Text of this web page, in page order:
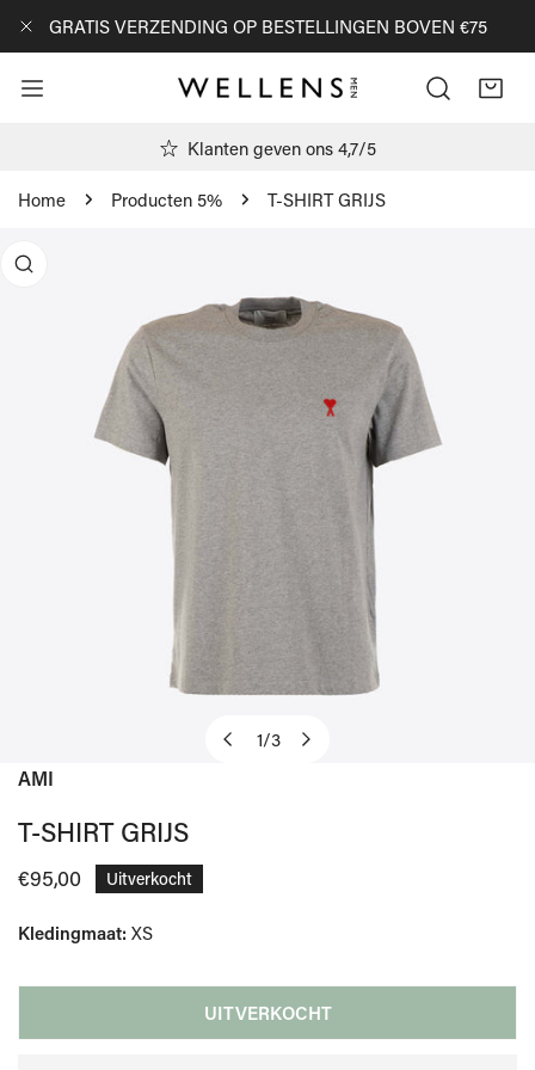
NAAR ARTIKEL
GRATIS VERZENDING OP BESTELLINGEN BOVEN €75
Klanten geven ons 4,7/5
Home Producten 5% T-SHIRT GRIJS
1/3
AMI
T-SHIRT GRIJS
Normale
€95,00 Uitverkocht
Kledingmaat: XS
UITVERKOCHT